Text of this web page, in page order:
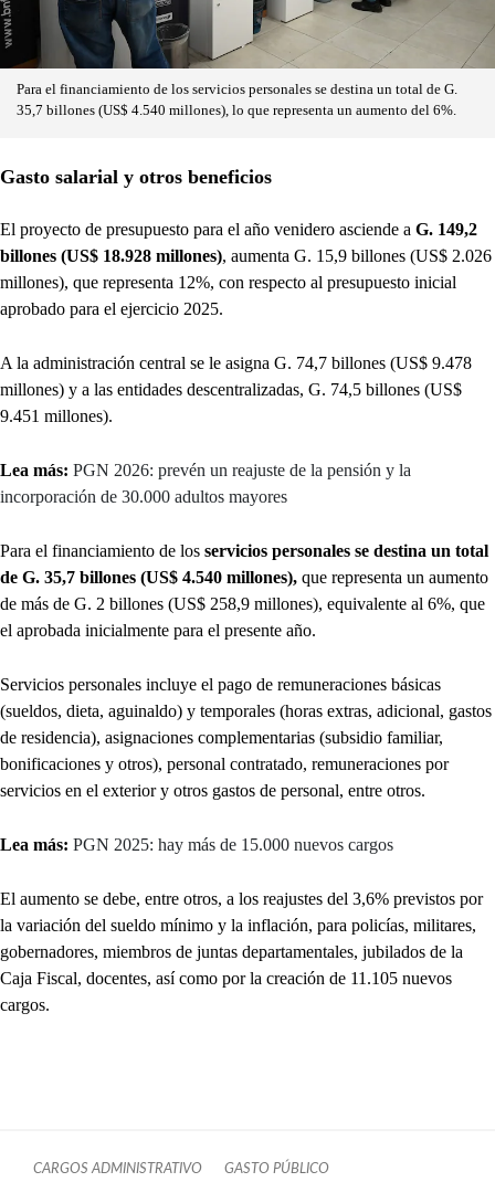
Para el financiamiento de los servicios personales se destina un total de G.
35,7 billones (US$ 4.540 millones), lo que representa un aumento del 6%.
Gasto salarial y otros beneficios
El proyecto de presupuesto para el año venidero asciende a G. 149,2
billones (US$ 18.928 millones), aumenta G. 15,9 billones (US$ 2.026
millones), que representa 12%, con respecto al presupuesto inicial
aprobado para el ejercicio 2025.
A la administración central se le asigna G. 74,7 billones (US$ 9.478
millones) y a las entidades descentralizadas, G. 74,5 billones (US$
9.451 millones).
Lea más: PGN 2026: prevén un reajuste de la pensión y la
incorporación de 30.000 adultos mayores
Para el financiamiento de los servicios personales se destina un total
de G. 35,7 billones (US$ 4.540 millones), que representa un aumento
de más de G. 2 billones (US$ 258,9 millones), equivalente al 6%, que
el aprobada inicialmente para el presente año.
Servicios personales incluye el pago de remuneraciones básicas
(sueldos, dieta, aguinaldo) y temporales (horas extras, adicional, gastos
de residencia), asignaciones complementarias (subsidio familiar,
bonificaciones y otros), personal contratado, remuneraciones por
servicios en el exterior y otros gastos de personal, entre otros.
Lea más: PGN 2025: hay más de 15.000 nuevos cargos
El aumento se debe, entre otros, a los reajustes del 3,6% previstos por
la variación del sueldo mínimo y la inflación, para policías, militares,
gobernadores, miembros de juntas departamentales, jubilados de la
Caja Fiscal, docentes, así como por la creación de 11.105 nuevos
cargos.
CARGOS ADMINISTRATIVO GASTO PÚBLICO